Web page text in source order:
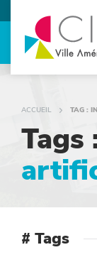
ACCUEIL TAG :
Tags
# Tags